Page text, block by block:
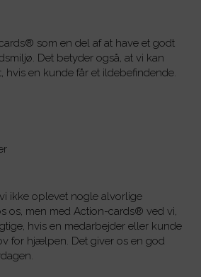
som en del af at have et godt
Det betyder også, at vi kan
hvis en kunde får et ildebefindende.
ikke oplevet nogle alvorlige
os, men med Action-cards® ved vi,
hvis en medarbejder eller kunde
for hjælpen. Det giver os en god